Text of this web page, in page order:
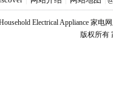
Electrical Appliance 家电
版权所有